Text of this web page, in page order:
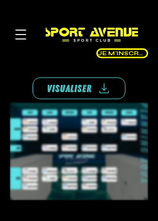
JE M'INSCRIS
VISUALISER